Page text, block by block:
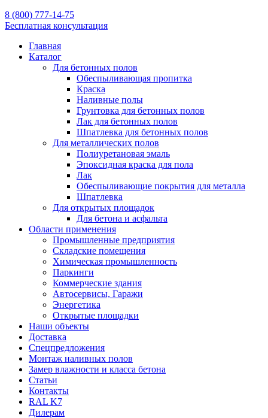
8 (800) 777-14-75
Бесплатная консультация
Главная
Каталог
Для бетонных полов
Обеспыливающая пропитка
Краска
Наливные полы
Грунтовка для бетонных полов
Лак для бетонных полов
Шпатлевка для бетонных полов
Для металлических полов
Полиуретановая эмаль
Эпоксидная краска для пола
Лак
Обеспыливающие покрытия для металла
Шпатлевка
Для открытых площадок
Для бетона и асфальта
Области применения
Промышленные предприятия
Складские помещения
Химическая промышленность
Паркинги
Коммерческие здания
Автосервисы, Гаражи
Энергетика
Открытые площадки
Наши объекты
Доставка
Спецпредложения
Монтаж наливных полов
Замер влажности и класса бетона
Статьи
Контакты
RAL K7
Дилерам